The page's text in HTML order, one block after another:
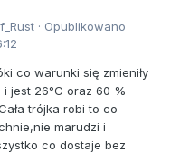
· Opublikowano
co warunki się zmieniły
jest 26°C oraz 60 %
trójka robi to co
marudzi i
co dostaje bez